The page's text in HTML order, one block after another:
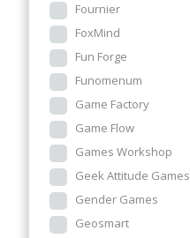
Fournier
FoxMind
Fun Forge
Funomenum
Game Factory
Game Flow
Games Workshop
Geek Attitude Games
Gender Games
Geosmart